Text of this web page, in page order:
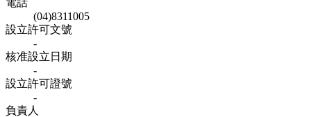
(04)8311005
設立許可文號
-
核准設立日期
-
設立許可證號
-
負責人